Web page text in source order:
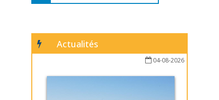
Actualités
04-08-2026